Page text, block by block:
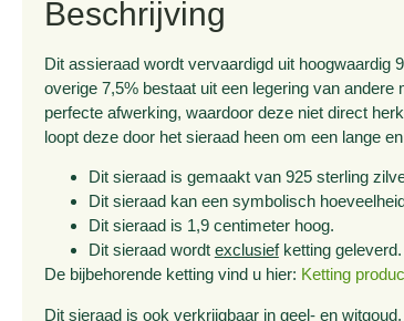
Beschrijving
Dit assieraad wordt vervaardigd uit hoogwaardig
overige 7,5% bestaat uit een legering van
perfecte afwerking, waardoor deze niet direct
loopt deze door het sieraad heen om een lange
Dit sieraad is gemaakt van 925 sterling
Dit sieraad kan een symbolisch
Dit sieraad is 1,9 centimeter hoog.
Dit sieraad wordt exclusiefketting geleverd.
De bijbehorende ketting vind u hier: Ketting
Dit sieraad is ook verkrijgbaar in geel- en